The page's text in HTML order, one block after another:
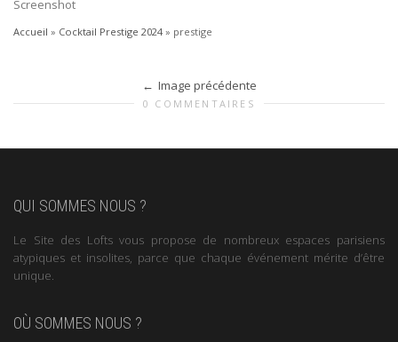
Screenshot
Accueil » Cocktail Prestige 2024 » prestige
Image précédente
0 COMMENTAIRES
QUI SOMMES NOUS ?
Le Site des Lofts vous propose de nombreux espaces parisiens
atypiques et insolites, parce que chaque événement mérite d’être
unique.
OÙ SOMMES NOUS ?